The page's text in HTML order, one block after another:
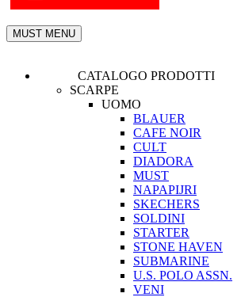
MUST MENU
CATALOGO PRODOTTI
SCARPE
UOMO
BLAUER
CAFE NOIR
CULT
DIADORA
MUST
NAPAPIJRI
SKECHERS
SOLDINI
STARTER
STONE HAVEN
SUBMARINE
U.S. POLO ASSN.
VENI